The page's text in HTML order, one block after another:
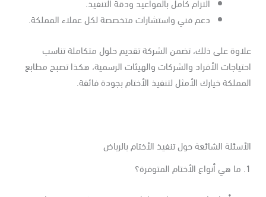
دعم فني واستشارات متخصصة لكل عملاء المملكة.
على ذلك، تضمن الشركة تقديم حلول متكاملة تناسب
الأفراد والشركات والهيئات الرسمية، هكذا تصبح مطابع
خيارك الأمثل لتنفيذ الأختام بجودة فائقة.
الشائعة حول تنفيذ الأختام بالرياض